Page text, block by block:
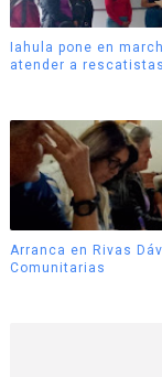
Iahula pone en
atender a rescatistas
Arranca en Rivas
Comunitarias